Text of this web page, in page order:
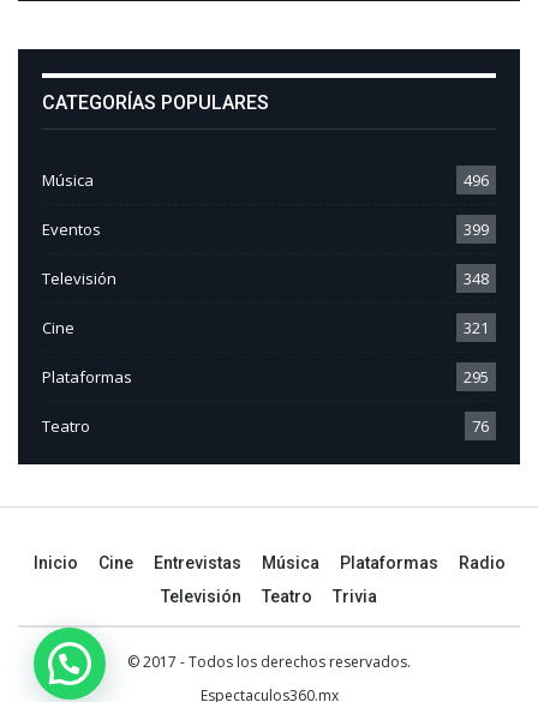
CATEGORÍAS POPULARES
Música 496
Eventos 399
Televisión 348
Cine 321
Plataformas 295
Teatro 76
Inicio Cine Entrevistas Música Plataformas
Radio
Televisión
Teatro Trivia
© 2017 - Todos los derechos reservados.
Espectaculos360.mx